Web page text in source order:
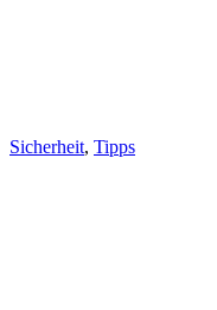
Sicherheit, Tipps